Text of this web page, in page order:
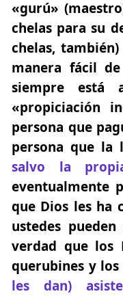
«gurú»
chelas para su
chelas,
manera fácil
siempre está
«propiciación
persona que
persona que la
salvo la
eventualmente
que Dios les ha
ustedes
verdad que los
querubines y
les dan)